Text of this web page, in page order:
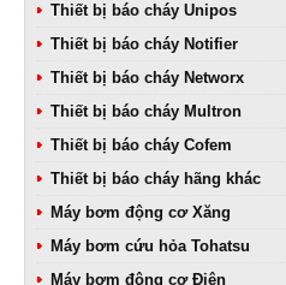
Thiết bị báo cháy Unipos
Thiết bị báo cháy Notifier
Thiết bị báo cháy Networx
Thiết bị báo cháy Multron
Thiết bị báo cháy Cofem
Thiết bị báo cháy hãng khác
Máy bơm động cơ Xăng
Máy bơm cứu hỏa Tohatsu
Máy bơm động cơ Điện